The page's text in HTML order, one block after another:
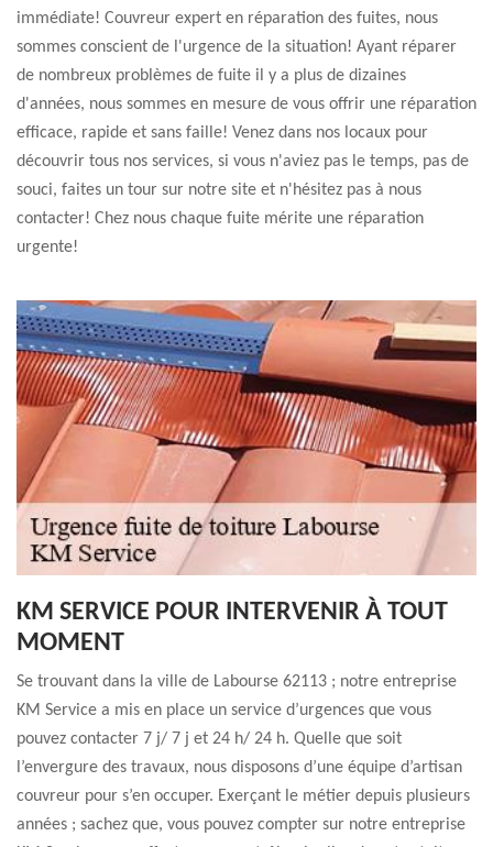
immédiate! Couvreur expert en réparation des fuites, nous
sommes conscient de l'urgence de la situation! Ayant réparer
de nombreux problèmes de fuite il y a plus de dizaines
d'années, nous sommes en mesure de vous offrir une réparation
efficace, rapide et sans faille! Venez dans nos locaux pour
découvrir tous nos services, si vous n'aviez pas le temps, pas de
souci, faites un tour sur notre site et n'hésitez pas à nous
contacter! Chez nous chaque fuite mérite une réparation
urgente!
KM SERVICE POUR INTERVENIR À TOUT
MOMENT
Se trouvant dans la ville de Labourse 62113 ; notre entreprise
KM Service a mis en place un service d’urgences que vous
pouvez contacter 7 j/ 7 j et 24 h/ 24 h. Quelle que soit
l’envergure des travaux, nous disposons d’une équipe d’artisan
couvreur pour s’en occuper. Exerçant le métier depuis plusieurs
années ; sachez que, vous pouvez compter sur notre entreprise